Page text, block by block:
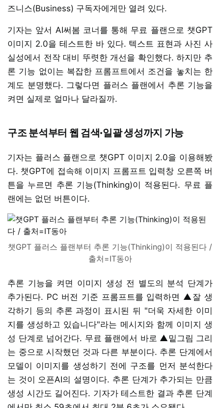
즈니스(Business) 구독자에게만 열려 있다.
기자는 앞서 AI써봄 코너를 통해 무료 플랜으로 챗GPT
이미지 2.0을 테스트한 바 있다. 텍스트 표현과 사진 사
실성에서 전작 대비 뚜렷한 개선을 확인했다. 하지만 추
론 기능 없이는 복잡한 프롬프트에서 조건을 놓치는 한
계도 분명했다. 그렇다면 플러스 플랜에서 추론 기능을
켜면 실제로 얼마나 달라질까.
구조 분석부터 웹 검색·일괄 생성까지 가능
기자는 플러스 플랜으로 챗GPT 이미지 2.0을 이용해봤
다. 챗GPT에 접속해 이미지 프롬프트 입력창 오른쪽 버
튼을 누르면 추론 기능(Thinking)이 적용된다. 무료 플
랜에는 없던 버튼이다.
챗GPT 플러스 플랜부터 추론 기능(Thinking)이 적용된다 /
출처=IT동아
추론 기능을 켜면 이미지 생성 전 별도의 분석 단계가
추가된다. PC 버전 기준 프롬프트를 입력하면 ▲잘 생
각하기 등의 추론 과정이 표시된 뒤 "더욱 자세한 이미
지를 생성하고 있습니다"라는 메시지와 함께 이미지 생
성 단계로 넘어간다. 무료 플랜에서 바로 ▲밑그림 그리
는 중으로 시작했던 것과 다른 부분이다. 추론 단계에서
모델이 이미지를 생성하기 전에 구조를 먼저 분석한다
는 것이 오픈AI의 설명이다. 추론 단계가 추가되는 만큼
생성 시간도 길어진다. 기자가 테스트한 결과 추론 단계